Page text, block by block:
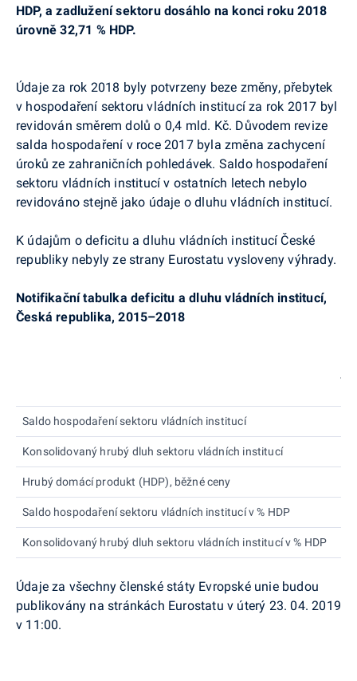
HDP, a zadlužení sektoru dosáhlo na konci roku 2018
úrovně 32,71 % HDP.
Údaje za rok 2018 byly potvrzeny beze změny, přebytek
v hospodaření sektoru vládních institucí za rok 2017 byl
revidován směrem dolů o 0,4 mld. Kč. Důvodem revize
salda hospodaření v roce 2017 byla změna zachycení
úroků ze zahraničních pohledávek. Saldo hospodaření
sektoru vládních institucí v ostatních letech nebylo
revidováno stejně jako údaje o dluhu vládních institucí.
K údajům o deficitu a dluhu vládních institucí České
republiky nebyly ze strany Eurostatu vysloveny výhrady.
Notifikační tabulka deficitu a dluhu vládních institucí,
Česká republika, 2015–2018
Saldo hospodaření sektoru vládních institucí
Konsolidovaný hrubý dluh sektoru vládních institucí
Hrubý domácí produkt (HDP), běžné ceny
Saldo hospodaření sektoru vládních institucí v % HDP
Konsolidovaný hrubý dluh sektoru vládních institucí v % HDP
Údaje za všechny členské státy Evropské unie budou
publikovány na stránkách Eurostatu v úterý 23. 04. 2019
v 11:00.